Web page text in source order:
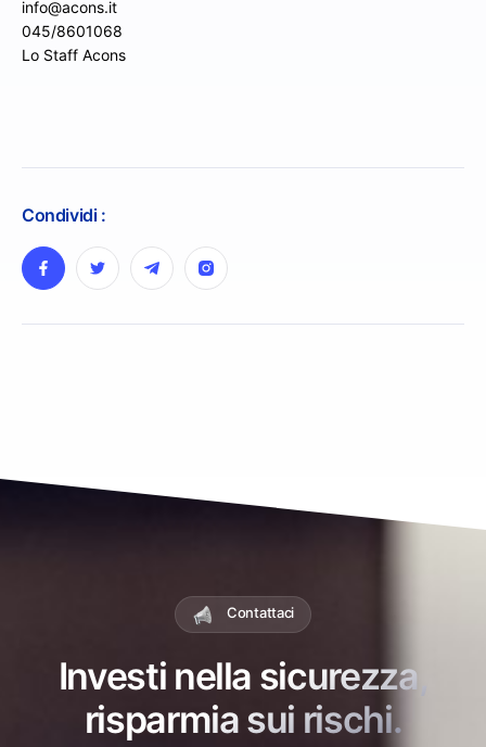
info@acons.it
045/8601068
Lo Staff Acons
Condividi :
Contattaci
Investi nella sicurezza,
risparmia sui rischi.